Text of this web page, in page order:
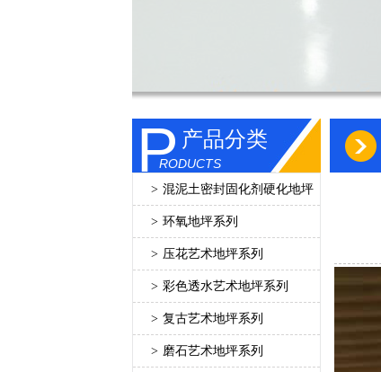
P产品分类
RODUCTS
> 混泥土密封固化剂硬化地坪
> 环氧地坪系列
> 压花艺术地坪系列
> 彩色透水艺术地坪系列
> 复古艺术地坪系列
> 磨石艺术地坪系列